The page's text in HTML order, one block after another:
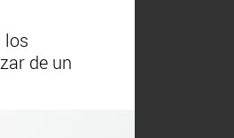
los
de un